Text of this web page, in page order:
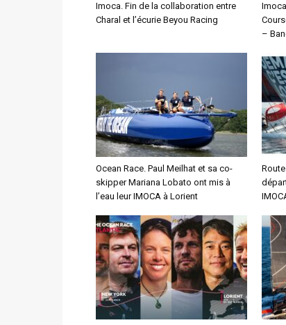
Imoca. Fin de la collaboration entre
Charal et l’écurie Beyou Racing
–
Ocean Race. Paul Meilhat et sa co-
skipper Mariana Lobato ont mis à
l’eau leur IMOCA à Lorient